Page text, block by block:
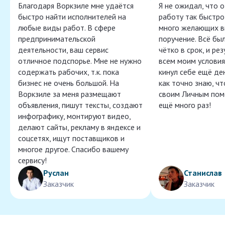
Благодаря Воркзиле мне удаётся
быстро найти исполнителей на
любые виды работ. В сфере
предпринимательской
деятельности, ваш сервис
отличное подспорье. Мне не нужно
содержать рабочих, т.к. пока
бизнес не очень большой. На
Воркзиле за меня размещают
объявления, пишут тексты, создают
инфографику, монтируют видео,
делают сайты, рекламу в яндексе и
соцсетях, ищут поставщиков и
многое другое. Спасибо вашему
сервису!
Руслан
Заказчик
Я не ожидал, что
работу так
много желающих
поручение. Всё
чётко в срок, и
всем моим
кинул себе ещё
как точно знаю,
своим Личным
ещё много раз!
Станислав
Заказчик